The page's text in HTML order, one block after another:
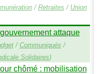
/ Retraites / Union
attaque
/ Communiqués /
Solidaires)
chômé : mobilisation